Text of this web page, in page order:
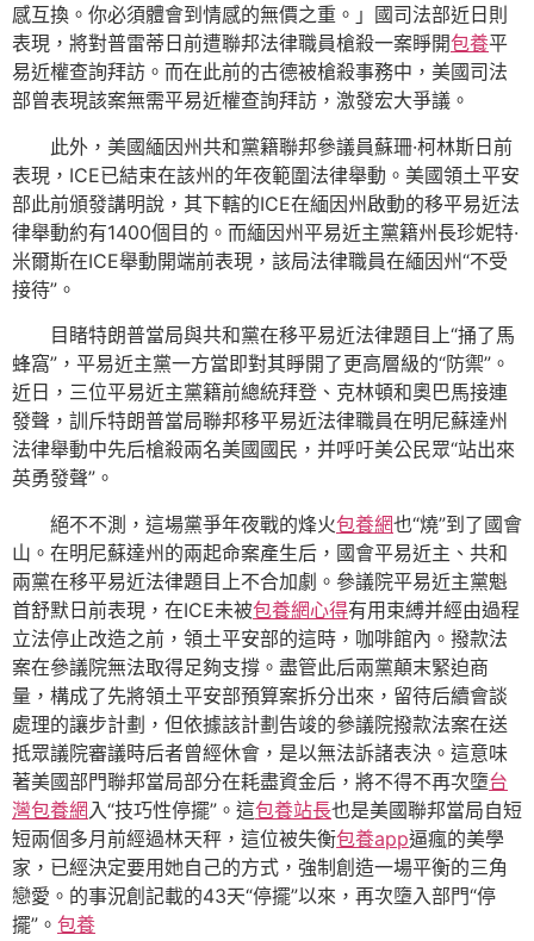
感互換。你必須體會到情感的無價之重。」國司法部近日則
表現，將對普雷蒂日前遭聯邦法律職員槍殺一案睜開包養平
易近權查詢拜訪。而在此前的古德被槍殺事務中，美國司法
部曾表現該案無需平易近權查詢拜訪，激發宏大爭議。
此外，美國緬因州共和黨籍聯邦參議員蘇珊·柯林斯日前
表現，ICE已結束在該州的年夜範圍法律舉動。美國領土平安
部此前頒發講明說，其下轄的ICE在緬因州啟動的移平易近法
律舉動約有1400個目的。而緬因州平易近主黨籍州長珍妮特·
米爾斯在ICE舉動開端前表現，該局法律職員在緬因州“不受
接待”。
目睹特朗普當局與共和黨在移平易近法律題目上“捅了馬
蜂窩”，平易近主黨一方當即對其睜開了更高層級的“防禦”。
近日，三位平易近主黨籍前總統拜登、克林頓和奧巴馬接連
發聲，訓斥特朗普當局聯邦移平易近法律職員在明尼蘇達州
法律舉動中先后槍殺兩名美國國民，并呼吁美公民眾“站出來
英勇發聲”。
絕不不測，這場黨爭年夜戰的烽火包養網也“燒”到了國會
山。在明尼蘇達州的兩起命案產生后，國會平易近主、共和
兩黨在移平易近法律題目上不合加劇。參議院平易近主黨魁
首舒默日前表現，在ICE未被包養網心得有用束縛并經由過程
立法停止改造之前，領土平安部的這時，咖啡館內。撥款法
案在參議院無法取得足夠支撐。盡管此后兩黨顛末緊迫商
量，構成了先將領土平安部預算案拆分出來，留待后續會談
處理的讓步計劃，但依據該計劃告竣的參議院撥款法案在送
抵眾議院審議時后者曾經休會，是以無法訴諸表決。這意味
著美國部門聯邦當局部分在耗盡資金后，將不得不再次墮台
灣包養網 入“技巧性停擺”。這包養站長也是美國聯邦當局自短
短兩個多月前經過林天秤，這位被失衡包養app逼瘋的美學
家，已經決定要用她自己的方式，強制創造一場平衡的三角
戀愛。的事況創記載的43天“停擺”以來，再次墮入部門“停
擺”。 包養